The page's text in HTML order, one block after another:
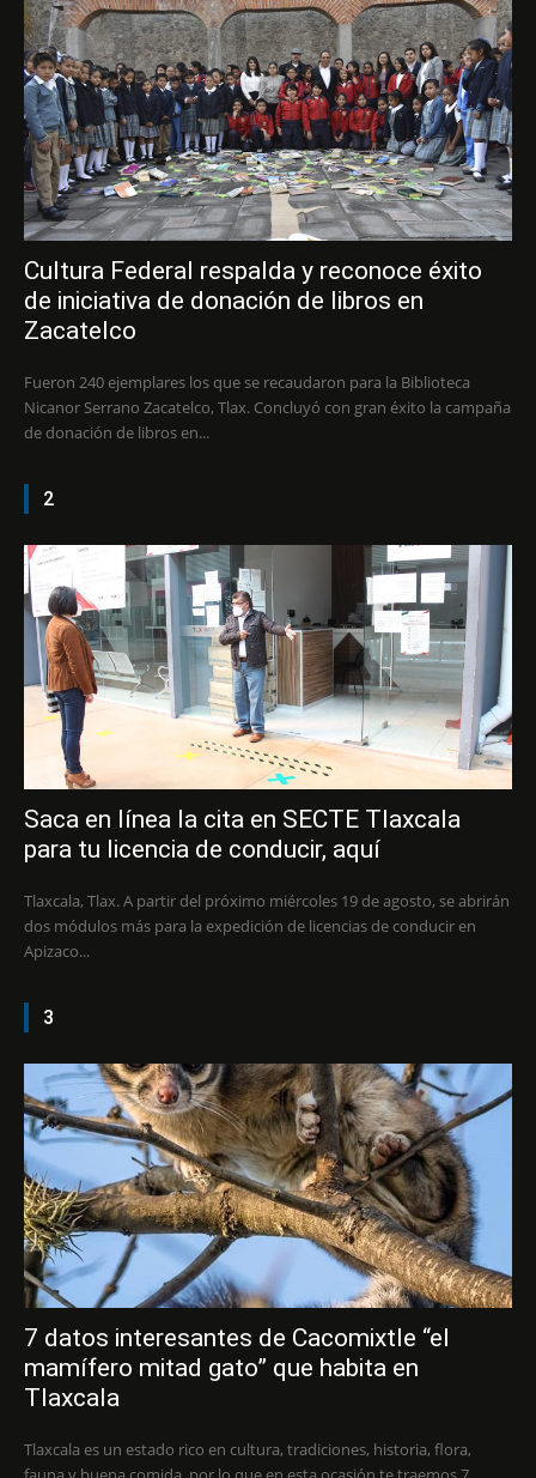
Cultura Federal respalda y reconoce éxito
de iniciativa de donación de libros en
Zacatelco
Fueron 240 ejemplares los que se recaudaron para la Biblioteca
Nicanor Serrano Zacatelco, Tlax. Concluyó con gran éxito la campaña
de donación de libros en...
2
Saca en línea la cita en SECTE Tlaxcala
para tu licencia de conducir, aquí
Tlaxcala, Tlax. A partir del próximo miércoles 19 de agosto, se abrirán
dos módulos más para la expedición de licencias de conducir en
Apizaco...
3
7 datos interesantes de Cacomixtle “el
mamífero mitad gato” que habita en
Tlaxcala
Tlaxcala es un estado rico en cultura, tradiciones, historia, flora,